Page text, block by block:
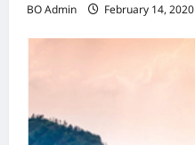
BO Admin February 14, 2020